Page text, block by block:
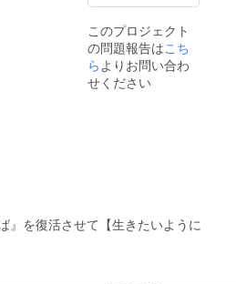
相談 ※
一部ご
利用い
ただけ
ない日
ださい
ませ ※
合わせ
の上お
越しく
ださい
ませ。
730hot
els_ishi
年3月〜
2027年
2月末
このプロジェクト
の問題報告はこち
ら よりお問い合わ
せください
』を復活させて【生きたいように